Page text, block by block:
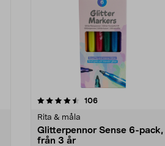
106recensioner
Rita & måla
Glitterpennor Sense 6-pack,
från 3 år